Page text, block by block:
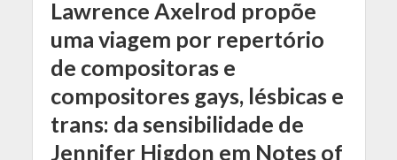
Lawrence Axelrod propõe
uma viagem por repertório
de compositoras e
compositores gays, lésbicas e
trans: da sensibilidade de
Jennifer Higdon em Notes of